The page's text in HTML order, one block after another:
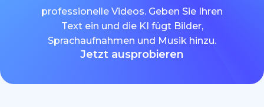
professionelle Videos. Geben Sie Ihren
Text ein und die KI fügt Bilder,
Sprachaufnahmen und Musik hinzu.
Jetzt ausprobieren